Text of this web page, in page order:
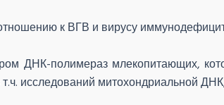
к ВГВ и вирусу
ДНК-полимераз млекопитающих,
исследований митохондриальной ДНК